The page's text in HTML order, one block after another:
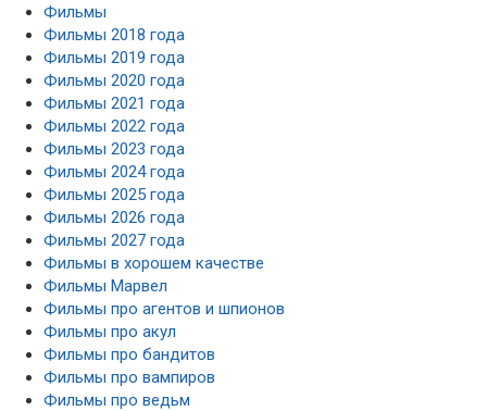
Фильмы
Фильмы 2018 года
Фильмы 2019 года
Фильмы 2020 года
Фильмы 2021 года
Фильмы 2022 года
Фильмы 2023 года
Фильмы 2024 года
Фильмы 2025 года
Фильмы 2026 года
Фильмы 2027 года
Фильмы в хорошем качестве
Фильмы Марвел
Фильмы про агентов и шпионов
Фильмы про акул
Фильмы про бандитов
Фильмы про вампиров
Фильмы про ведьм